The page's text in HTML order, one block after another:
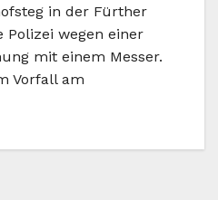
in der Fürther
wegen einer
mit einem Messer.
Vorfall am